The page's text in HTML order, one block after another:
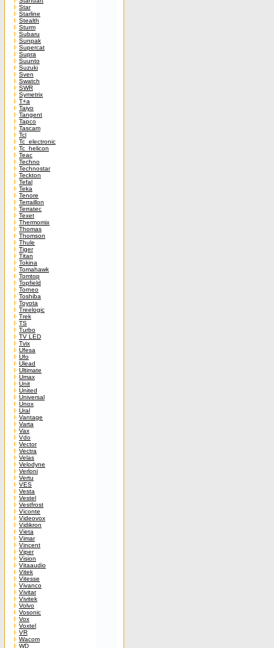
Star
Starline
Stealth
Sturm
Subaru
Sunpak
Supercat
Supra
Suunto
Suzuki
Sven
Swatch
SWR
Symetrix
T+a
Taiyo
Tangent
Tapco
Tascam
Tcl
Tc_electronic
Tc_helicon
Teac
Techno
Technostar
Teckton
Tefal
Teka
Tenore
Terraillon
Terratec
Texet
Thermomix
Thomas
Thomson
Thule
Tiger
Titan
Tokina
Tomahawk
Tomtop
Topfield
Torneo
Toshiba
Toyota
Treelogic
Trek
TS
Turbo
TV LED
Tvix
Ufesa
Ufo
Ulead
Ultimate
Umax
Unit
United
Universal
Unox
Ural
Vantage
Varta
Vax
Vdo
Vector
Vectra
Velas
Velodyne
Verloni
Vertu
VES
Vesta
Vestel
Vestfrost
Viconte
Videovox
Vidikron
Vieta
Vimar
Vincent
Viper
Vision
Vitaaudio
Vitek
Vitesse
Vivanco
Vivitar
Vivitek
Volvo
Vosonic
Vox
Voxtel
VR
Wacom
WD